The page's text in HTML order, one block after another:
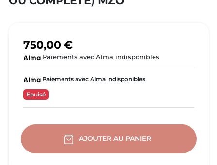
750,00 €
Paiements avec Alma indisponibles
Paiements avec Alma indisponibles
Epuisé
AJOUTER AU PANIER